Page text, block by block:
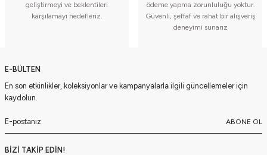
geliştirmeyi ve beklentileri
karşılamayı hedefleriz.
ödeme yapma zorunluluğu yoktur.
Güvenli, şeffaf ve rahat bir alışveriş
deneyimi sunarız
E-BÜLTEN
En son etkinlikler, koleksiyonlar ve kampanyalarla ilgili güncellemeler için
kaydolun.
ABONE OL
BİZİ TAKİP EDİN!